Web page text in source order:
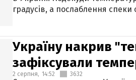
градусів, а послаблення спеки
Україну накрив
зафіксували
2 серпня, 14:52 3632